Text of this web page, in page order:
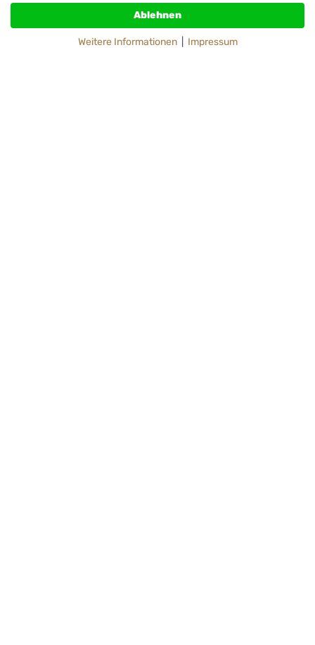
Ablehnen
Weitere Informationen Impressum